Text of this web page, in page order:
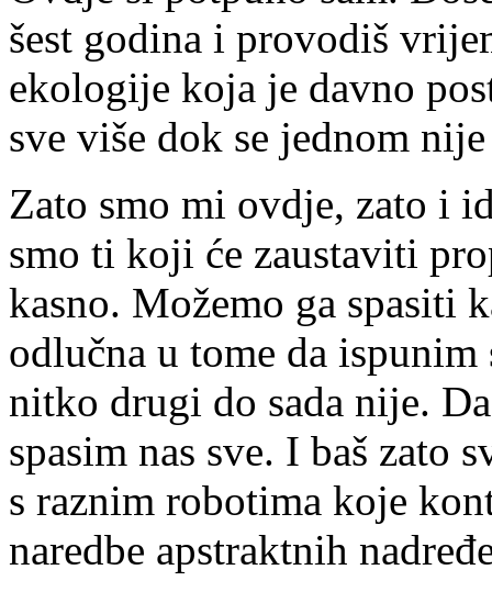
šest godina i provodiš
ekologije koja je davno
sve više dok se jednom
Zato smo mi ovdje, zato i
smo ti koji će zaustaviti
kasno. Možemo ga spasiti
odlučna u tome da
nitko drugi do sada nije.
spasim nas sve. I baš zato
s raznim robotima koje
naredbe apstraktnih